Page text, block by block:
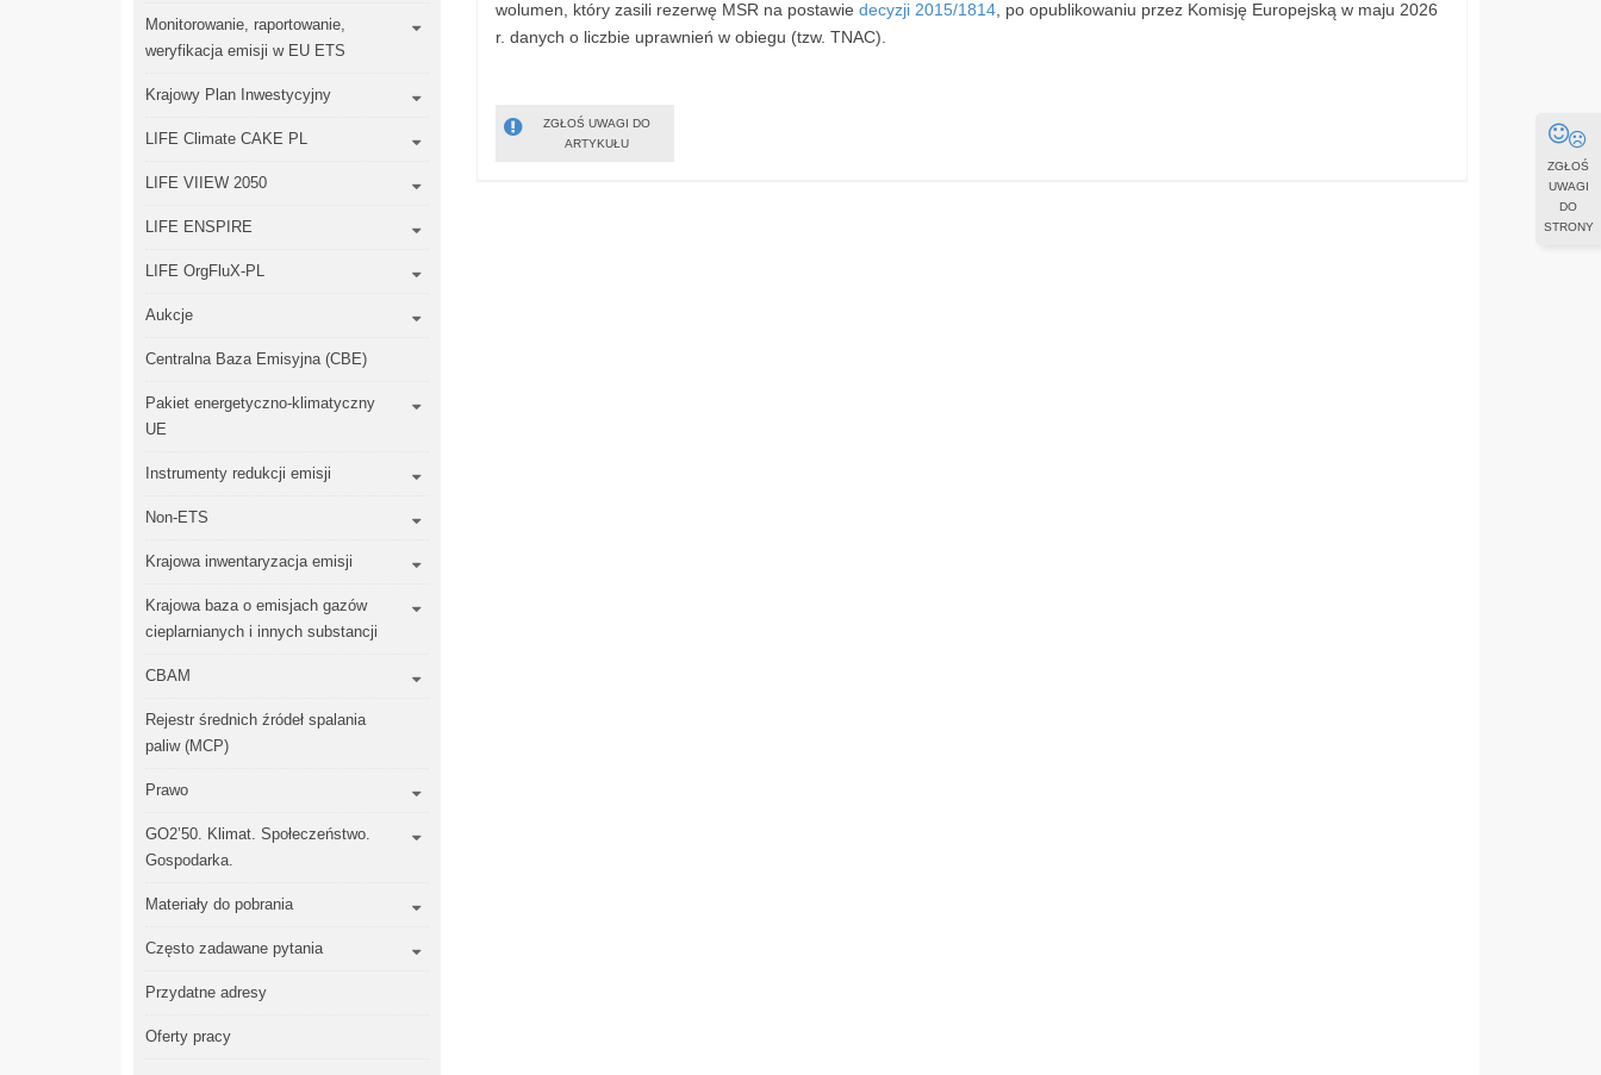
Monitorowanie, raportowanie,
weryfikacja emisji w EU ETS
Krajowy Plan Inwestycyjny
LIFE Climate CAKE PL
LIFE VIIEW 2050
LIFE ENSPIRE
LIFE OrgFluX-PL
Aukcje
Centralna Baza Emisyjna (CBE)
Pakiet energetyczno-klimatyczny
UE
Instrumenty redukcji emisji
Non-ETS
Krajowa inwentaryzacja emisji
Krajowa baza o emisjach gazów
cieplarnianych i innych substancji
CBAM
Rejestr średnich źródeł spalania
paliw (MCP)
Prawo
GO2’50. Klimat. Społeczeństwo.
Gospodarka.
Materiały do pobrania
Często zadawane pytania
Przydatne adresy
Oferty pracy
wolumen, który zasili rezerwę MSR na postawie decyzji 2015/1814, po opublikowaniu przez Komisję Europejską w maju 2026
r. danych o liczbie uprawnień w obiegu (tzw. TNAC).
ZGŁOŚ UWAGI DO
ARTYKUŁU
ZGŁOŚ
UWAGI
DO
STRONY